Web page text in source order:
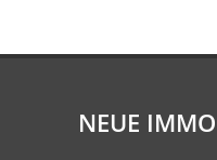
NEUE